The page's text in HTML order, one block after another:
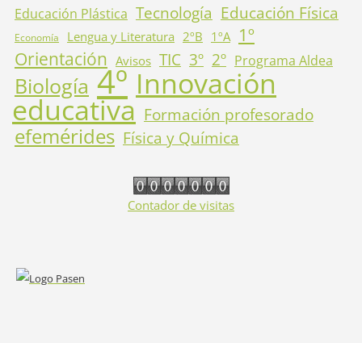
Educación Plástica Tecnología Educación Física
Economía Lengua y Literatura 2ºB 1ºA
1º
Orientación Avisos TIC 3º 2º Programa Aldea
Biología 4º Innovación
educativa Formación profesorado
efemérides Física y Química
Contador de visitas